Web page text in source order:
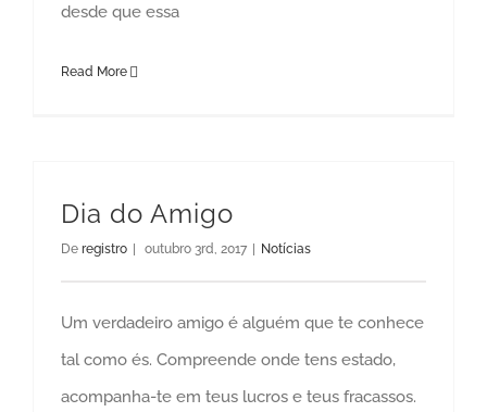
desde que essa
Read More
Dia do Amigo
De registro | outubro 3rd, 2017 | Notícias
Um verdadeiro amigo é alguém que te conhece
tal como és. Compreende onde tens estado,
acompanha-te em teus lucros e teus fracassos.